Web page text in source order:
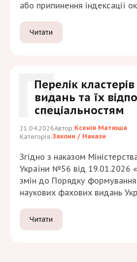
або припинення індексації
вигляді таблиці з актуальним
журналів, яку можна
Читати
П
Перелік
видань та їх
спеціальностям
21.04.2026Автор:Ксенія Матюша
Категорія:Закони / Накази
Згідно з наказом
України №56 від 19.01.2026
змін до Порядку
наукових фахових видань
видань, зокрема
підхід. У документі
Читати